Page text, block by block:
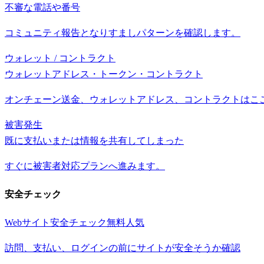
不審な電話や番号
コミュニティ報告となりすましパターンを確認します。
ウォレット / コントラクト
ウォレットアドレス・トークン・コントラクト
オンチェーン送金、ウォレットアドレス、コントラクトはこ
被害発生
既に支払いまたは情報を共有してしまった
すぐに被害者対応プランへ進みます。
安全チェック
Webサイト安全チェック無料人気
訪問、支払い、ログインの前にサイトが安全そうか確認